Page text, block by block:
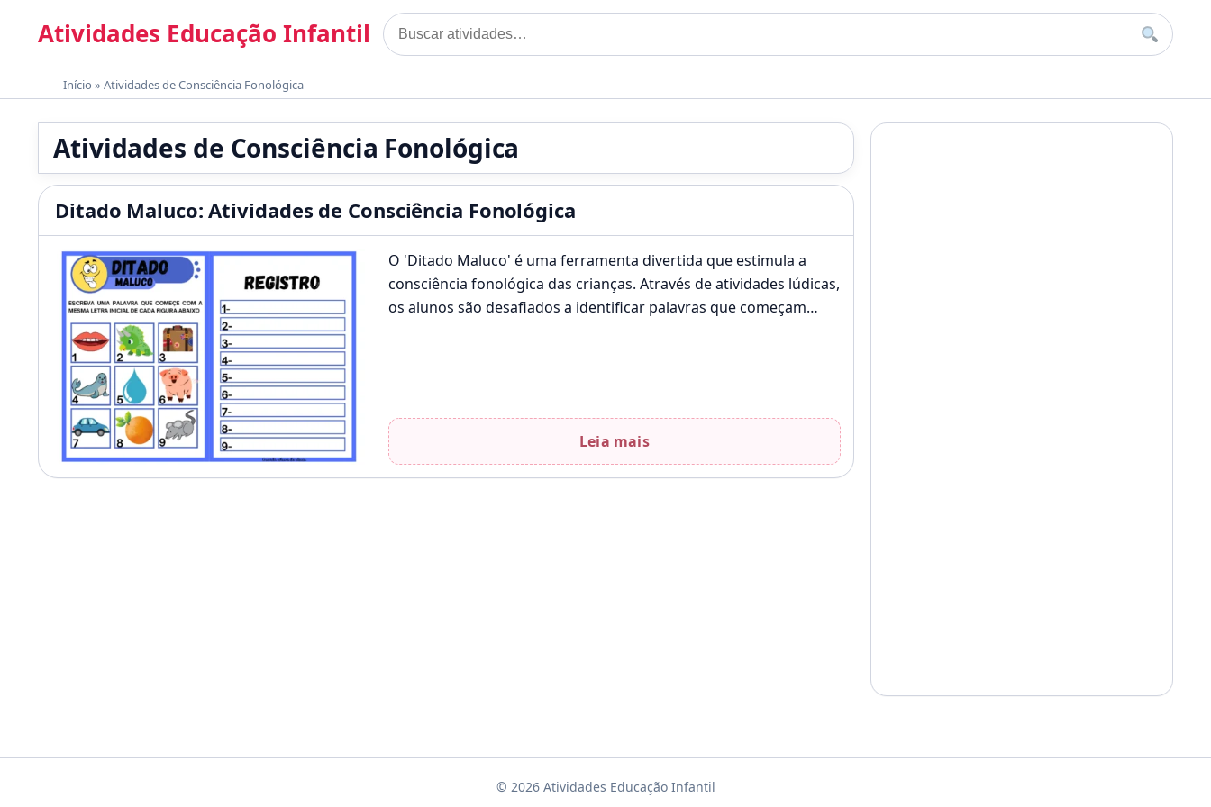
Atividades Educação Infantil Buscar por: Buscar
Início » Atividades de Consciência Fonológica
Atividades de Consciência Fonológica
Ditado Maluco: Atividades de Consciência Fonológica
O 'Ditado Maluco' é uma ferramenta divertida que estimula a
consciência fonológica das crianças. Através de atividades lúdicas,
os alunos são desafiados a identificar palavras que começam
Leia mais
© 2026 Atividades Educação Infantil